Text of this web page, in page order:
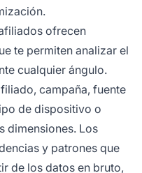
ofrecen
te permiten analizar el
cualquier ángulo.
campaña, fuente
de dispositivo o
dimensiones. Los
y patrones que
de los datos en bruto,